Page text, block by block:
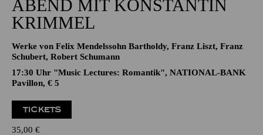
Werke von Felix Mendelssohn Bartholdy, Franz Liszt, Franz
Schubert, Robert Schumann
Pavillon, € 5
TICKETS
Abo 5: Lied